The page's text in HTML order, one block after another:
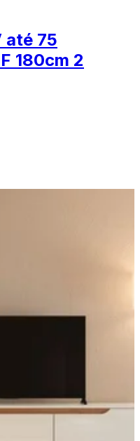
até 75
180cm 2